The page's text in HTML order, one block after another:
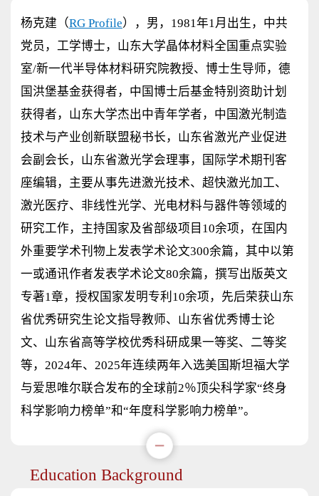
杨克建（RG Profile）
，男，1981年1月出生，中共
党员，工学博士，山东大学晶体材料全国重点实验
室/新一代半导体材料研究院教授、博士生导师，德
国洪堡基金获得者，中国博士后基金特别资助计划
获得者，山东大学杰出中青年学者，中国激光制造
技术与产业创新联盟秘书长，山东省激光产业促进
会副会长，山东省激光学会理事，国际学术期刊客
座编辑，主要从事先进激光技术、超快激光加工、
激光医疗、非线性光学、光电材料与器件等领域的
研究工作，主持国家及省部级项目10余项，在国内
外重要学术刊物上发表学术论文300余篇，其中以第
一或通讯作者发表学术论文80余篇，撰写出版英文
专著1章，授权国家发明专利10余项，先后荣获山东
省优秀研究生论文指导教师、山东省优秀博士论
文、山东省高等学校优秀科研成果一等奖、二等奖
等，2024年、2025年连续两年入选美国斯坦福大学
与爱思唯尔联合发布的全球前2％顶尖科学家“终身
科学影响力榜单”和“年度科学影响力榜单”。
Education Background